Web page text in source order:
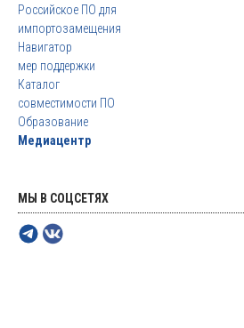
Российское ПО для
импортозамещения
Навигатор
мер поддержки
Каталог
совместимости ПО
Образование
Медиацентр
МЫ В СОЦСЕТЯХ